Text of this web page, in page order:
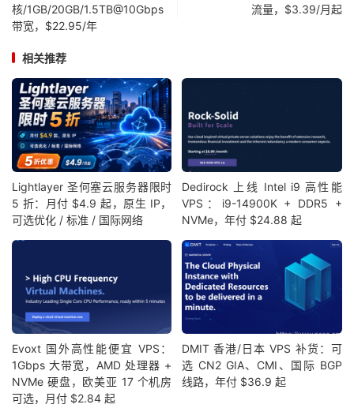
核/1GB/20GB/1.5TB@10Gbps
带宽，$22.95/年
流量，$3.39/月起
相关推荐
Lightlayer 圣何塞云服务器限时
5 折：月付 $4.9 起，原生 IP，
可选优化 / 标准 / 国际网络
Dedirock 上线 Intel i9 高性能
VPS：i9-14900K + DDR5 +
NVMe，年付 $24.88 起
Evoxt 国外高性能便宜 VPS：
1Gbps 大带宽，AMD 处理器 +
NVMe 硬盘，欧美亚 17 个机房
可选，月付 $2.84 起
DMIT 香港/日本 VPS 补货：可
选 CN2 GIA、CMI、国际 BGP
线路，年付 $36.9 起